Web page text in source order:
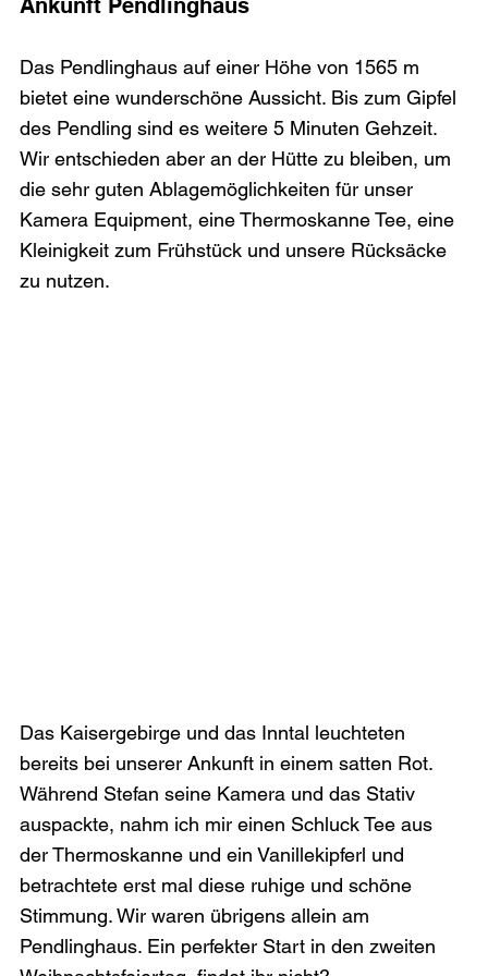
Ankunft Pendlinghaus
Das Pendlinghaus auf einer Höhe von 1565 m
bietet eine wunderschöne Aussicht. Bis zum Gipfel
des Pendling sind es weitere 5 Minuten Gehzeit.
Wir entschieden aber an der Hütte zu bleiben, um
die sehr guten Ablagemöglichkeiten für unser
Kamera Equipment, eine Thermoskanne Tee, eine
Kleinigkeit zum Frühstück und unsere Rücksäcke
zu nutzen.
Das Kaisergebirge und das Inntal leuchteten
bereits bei unserer Ankunft in einem satten Rot.
Während Stefan seine Kamera und das Stativ
auspackte, nahm ich mir einen Schluck Tee aus
der Thermoskanne und ein Vanillekipferl und
betrachtete erst mal diese ruhige und schöne
Stimmung. Wir waren übrigens allein am
Pendlinghaus. Ein perfekter Start in den zweiten